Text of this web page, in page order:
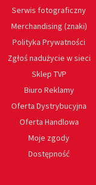
Serwis fotograficzny
Merchandising (znaki)
Polityka Prywatności
Zgłoś nadużycie w sieci
Sklep TVP
Biuro Reklamy
Oferta Dystrybucyjna
Oferta Handlowa
Moje zgody
Dostępność